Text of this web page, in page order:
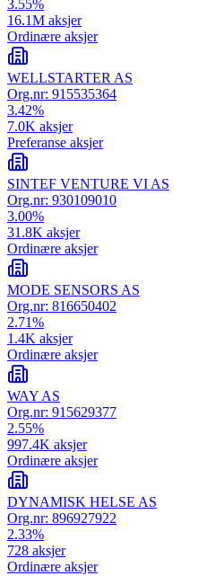
3.55%
16.1M aksjer
Ordinære aksjer
WELLSTARTER AS
Org.nr: 915535364
3.42%
7.0K aksjer
Preferanse aksjer
SINTEF VENTURE VI AS
Org.nr: 930109010
3.00%
31.8K aksjer
Ordinære aksjer
MODE SENSORS AS
Org.nr: 816650402
2.71%
1.4K aksjer
Ordinære aksjer
WAY AS
Org.nr: 915629377
2.55%
997.4K aksjer
Ordinære aksjer
DYNAMISK HELSE AS
Org.nr: 896927922
2.33%
728 aksjer
Ordinære aksjer